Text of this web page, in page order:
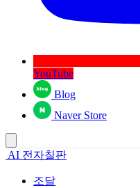
YouTube
Blog
Naver Store
AI 전자칠판
조달